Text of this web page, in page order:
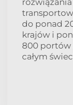
do ponad
krajów i
800 portów
całym